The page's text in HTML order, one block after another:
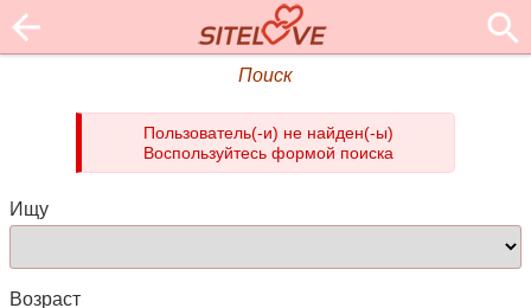
Поиск
Пользователь(-и) не найден(-ы)
Воспользуйтесь формой поиска
Ищу
Возраст